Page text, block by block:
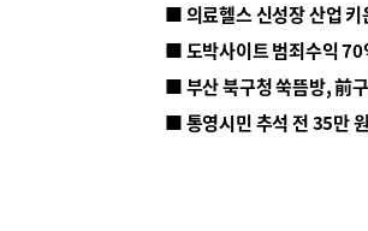
■ 의료헬스 신성장 산업
■ 도박사이트 범죄수익 70
■ 부산 북구청 쑥뜸방, 前
■ 통영시민 추석 전 35만